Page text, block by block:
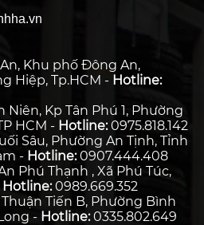
Khu phố Đông An,
Hiệp, Tp.HCM - Hotline:
Niên, Kp Tân Phú 1, Phường
HCM - Hotline:0975.818.142
Sâu, Phường An Tịnh, Tỉnh
- Hotline:0907.444.408
Phú Thạnh , Xã Phú Túc,
Hotline:0989.669.352
Thuận Tiến B, Phường Bình
- Hotline:0335.802.649